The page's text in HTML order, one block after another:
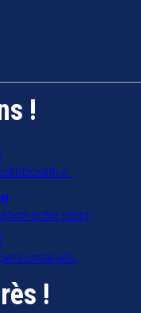
!
entre pairs
!